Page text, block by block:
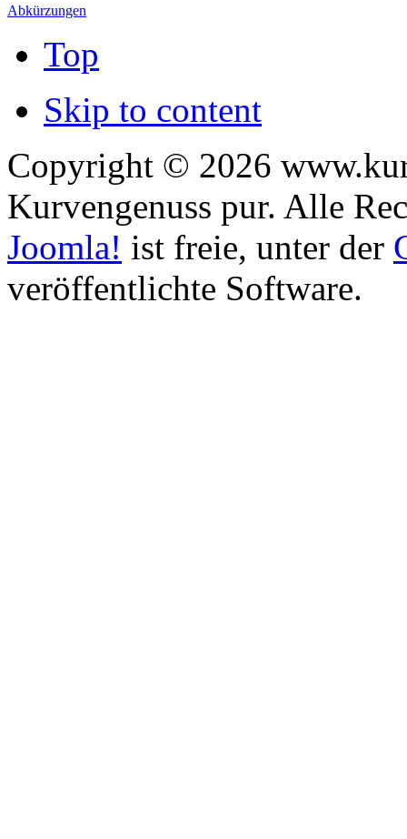
Abkürzungen
Top
Skip to content
Copyright © 2026
Kurvengenuss pur. Alle
Joomla! ist freie, unter der
veröffentlichte Software.